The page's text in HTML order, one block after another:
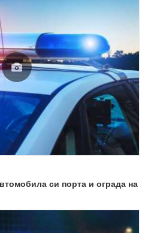
си порта и ограда на